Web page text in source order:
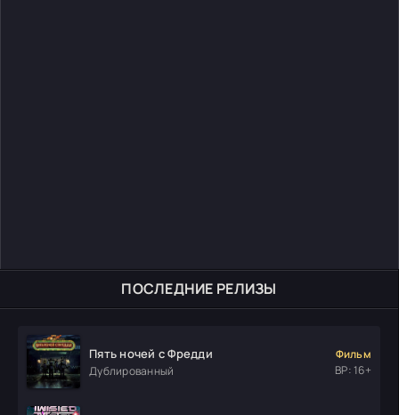
ПОСЛЕДНИЕ РЕЛИЗЫ
Пять ночей с Фредди
Дублированный
Фильм
ВР: 16+